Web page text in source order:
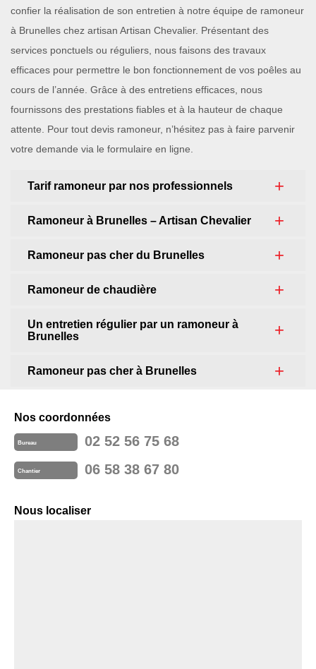
confier la réalisation de son entretien à notre équipe de ramoneur
à Brunelles chez artisan Artisan Chevalier. Présentant des
services ponctuels ou réguliers, nous faisons des travaux
efficaces pour permettre le bon fonctionnement de vos poêles au
cours de l’année. Grâce à des entretiens efficaces, nous
fournissons des prestations fiables et à la hauteur de chaque
attente. Pour tout devis ramoneur, n’hésitez pas à faire parvenir
votre demande via le formulaire en ligne.
Tarif ramoneur par nos professionnels
Ramoneur à Brunelles – Artisan Chevalier
Ramoneur pas cher du Brunelles
Ramoneur de chaudière
Un entretien régulier par un ramoneur à
Brunelles
Ramoneur pas cher à Brunelles
Nos coordonnées
Bureau 02 52 56 75 68
Chantier 06 58 38 67 80
Nous localiser